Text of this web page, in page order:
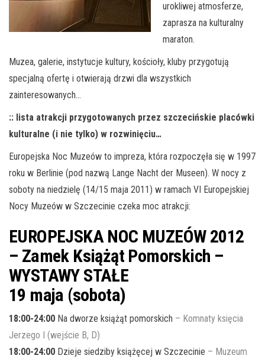
urokliwej atmosferze,
zaprasza na kulturalny
maraton.
Muzea, galerie, instytucje kultury, kościoły, kluby przygotują
specjalną ofertę i otwierają drzwi dla wszystkich
zainteresowanych…
:: lista atrakcji przygotowanych przez szczecińskie placówki
kulturalne (i nie tylko) w rozwinięciu…
Europejska Noc Muzeów to impreza, która rozpoczęła się w 1997
roku w Berlinie (pod nazwą Lange Nacht der Museen). W nocy z
soboty na niedzielę (14/15 maja 2011) w ramach VI Europejskiej
Nocy Muzeów w Szczecinie czeka moc atrakcji:
EUROPEJSKA NOC MUZEÓW 2012
– Zamek Książąt Pomorskich –
WYSTAWY STAŁE
19 maja (sobota)
18:00-24:00 Na dworze książąt pomorskich – Komnaty księcia
Jerzego I (wejście B, D)
18:00-24:00 Dzieje siedziby książęcej w Szczecinie – Muzeum